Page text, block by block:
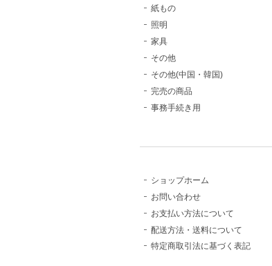
紙もの
照明
家具
その他
その他(中国・韓国)
完売の商品
事務手続き用
ショップホーム
お問い合わせ
お支払い方法について
配送方法・送料について
特定商取引法に基づく表記